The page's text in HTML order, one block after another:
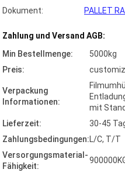
Dokument:
PALLET
Zahlung und Versand AGB:
Min Bestellmenge:
5000kg
Preis:
Verpackung
Informationen:
mit
Lieferzeit:
30-45
Zahlungsbedingungen:L/C, T/T
Versorgungsmaterial-
Fähigkeit: